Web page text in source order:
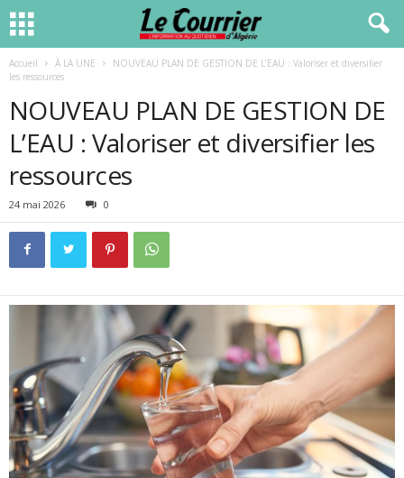
Accueil À LA UNE
NOUVEAU PLAN DE GESTION DE L’EAU : Valoriser et diversifier
les ressources
NOUVEAU PLAN DE GESTION DE
L’EAU : Valoriser et diversifier les
ressources
24 mai 2026 0